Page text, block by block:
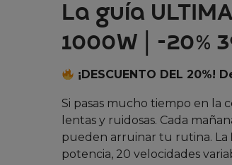
La guía
1000W | -20%
¡DESCUENTO DEL
Si pasas mucho tiempo en la
lentas y ruidosas. Cada
pueden arruinar tu rutina. La
potencia, 20 velocidades